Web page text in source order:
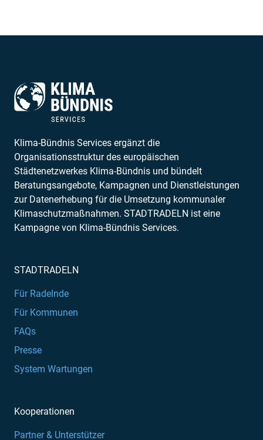
Klima-Bündnis Services ergänzt die
Organisationsstruktur des europäischen
Städtenetzwerkes Klima-Bündnis und bündelt
Beratungsangebote, Kampagnen und Dienstleistungen
zur Datenerhebung für die Umsetzung kommunaler
Klimaschutzmaßnahmen. STADTRADELN ist eine
Kampagne von Klima-Bündnis Services.
STADTRADELN
Für Radelnde
Für Kommunen
FAQs
Presse
System Wartungen
Kooperationen
Partner & Unterstützer